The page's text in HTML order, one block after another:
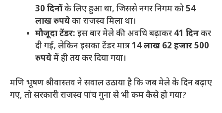
30 दिनोंके लिए हुआ था, जिससे नगर निगम को54
लाख रुपयेका राजस्व मिला था।
मौजूदा टेंडर: इस बार मेले की अवधि बढ़ाकर 41 दिनकर
दी गई, लेकिन इसका टेंडर मात्र14 लाख 62 हजार 500
रुपयेमें ही तय कर दिया गया।
​मणि भूषण श्रीवास्तव ने सवाल उठाया है कि जब मेले के दिन बढ़ाए
गए, तो सरकारी राजस्व पांच गुना से भी कम कैसे हो गया?